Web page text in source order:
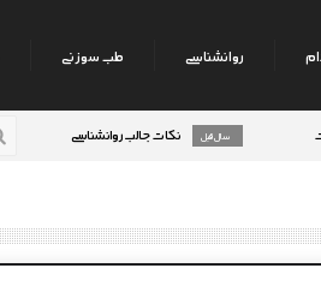
روانشناسی طب سوزنی
نکات جالب روانشناسی